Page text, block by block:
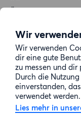
Wir
Wir verwenden
dir eine gute
zu messen und dir
Durch die
einverstanden,
verwendet werden.
Lies mehr in
Über uns
Datenschutz
Cookie-Richtlinie
Sitemap